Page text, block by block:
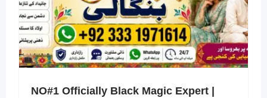
NO#1 Officially Black Magic Expert |